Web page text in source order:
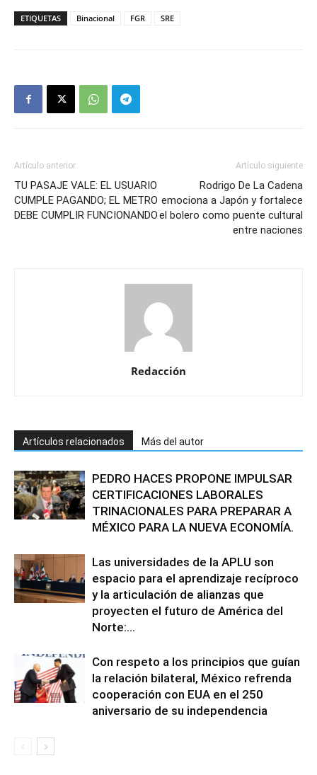
ETIQUETAS Binacional FGR SRE
Artículo anterior
TU PASAJE VALE: EL USUARIO
CUMPLE PAGANDO; EL METRO
DEBE CUMPLIR FUNCIONANDO
Artículo siguiente
Rodrigo De La Cadena
emociona a Japón y fortalece
el bolero como puente cultural
entre naciones
Redacción
Artículos relacionados Más del autor
PEDRO HACES PROPONE IMPULSAR
CERTIFICACIONES LABORALES
TRINACIONALES PARA PREPARAR A
MÉXICO PARA LA NUEVA ECONOMÍA.
Las universidades de la APLU son
espacio para el aprendizaje recíproco
y la articulación de alianzas que
proyecten el futuro de América del
Norte:...
Con respeto a los principios que guían
la relación bilateral, México refrenda
cooperación con EUA en el 250
aniversario de su independencia